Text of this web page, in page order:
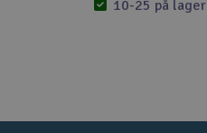
10-25 på lager